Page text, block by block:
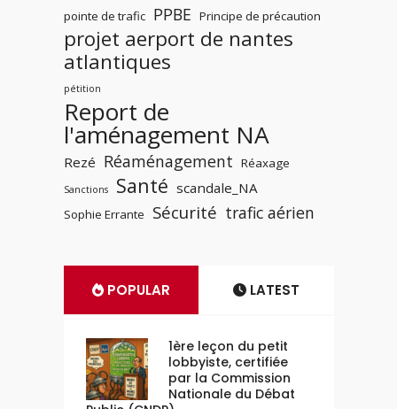
pointe de trafic PPBE Principe de précaution
projet aerport de nantes
atlantiques
pétition
Report de
l'aménagement NA
Rezé Réaménagement Réaxage
Sanctions Santé scandale_NA
Sophie Errante Sécurité trafic aérien
POPULAR LATEST
1ère leçon du petit
lobbyiste, certifiée
par la Commission
Nationale du Débat